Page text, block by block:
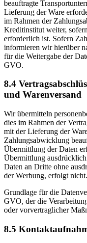
beauftragte
Lieferung der Ware
im Rahmen der
Kreditinstitut weiter,
erforderlich ist. Sofern
informieren wir hierüber
für die Weitergabe der
GVO.
8.4
und Warenversand
Wir übermitteln
dies im Rahmen der
mit der Lieferung der
Zahlungsabwicklung
Übermittlung der Daten
Übermittlung
Daten an Dritte ohne
der Werbung, erfolgt nicht.
Grundlage für die
GVO, der die
oder vorvertraglicher
8.5